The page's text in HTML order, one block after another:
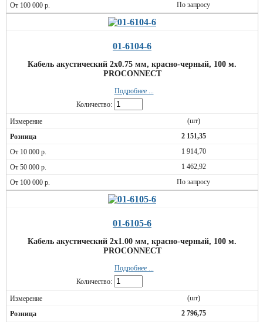
По запросу
01-6104-6
Кабель акустический 2х0.75 мм, красно-черный, 100 м.
PROCONNECT
Подробнее ...
Количество:
(шт)
2 151,35
1 914,70
1 462,92
По запросу
01-6105-6
Кабель акустический 2х1.00 мм, красно-черный, 100 м.
PROCONNECT
Подробнее ...
Количество:
(шт)
2 796,75